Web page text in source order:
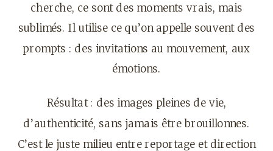
cherche, ce sont des moments vrais, mais
sublimés. Il utilise ce qu’on appelle souvent des
prompts : des invitations au mouvement, aux
émotions.
Résultat : des images pleines de vie,
d’authenticité, sans jamais être brouillonnes.
C’est le juste milieu entre reportage et direction